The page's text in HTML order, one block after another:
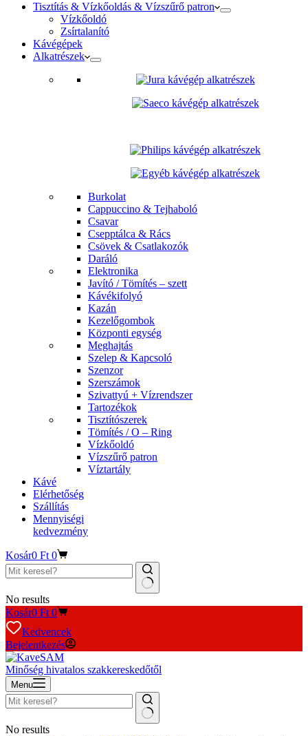
Tisztítás & Vízkőoldás & Vízszűrő patron
Vízkőoldó
Zsírtalanító
Kávégépek
Alkatrészek
Burkolat
Cappuccino & Tejhaboló
Csavar
Csepptálca & Rács
Csövek & Csatlakozók
Daráló
Elektronika
Javító / Tömítés – szett
Kávékifolyó
Kazán
Kezelőgombok
Központi egység
Meghajtás
Szelep & Kapcsoló
Szenzor
Szerszámok
Szivattyú + Vízrendszer
Tartozékok
Tisztítószerek
Tömítés / O – Ring
Vízkőoldó
Vízszűrő patron
Víztartály
Kávé
Elérhetőség
Szállítás
Mennyiségi
kedvezmény
Kosár0 Ft 0
No results
Kosár0 Ft 0
Kedvencek
Bejelentkezés
Minőség hivatalos szakkereskedőtől
Menu
No results